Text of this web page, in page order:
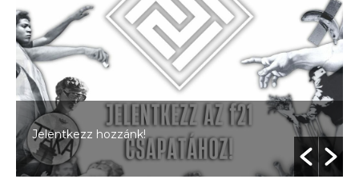
Jelentkezz hozzánk!